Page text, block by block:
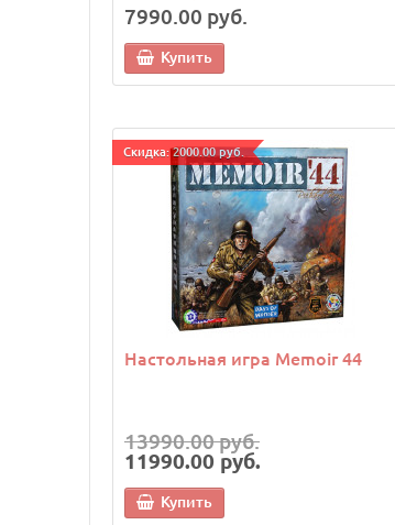
7990.00 руб.
Купить
Cкидка: 2000.00 руб.
Настольная игра Memoir 44
13990.00 руб.
11990.00 руб.
Купить